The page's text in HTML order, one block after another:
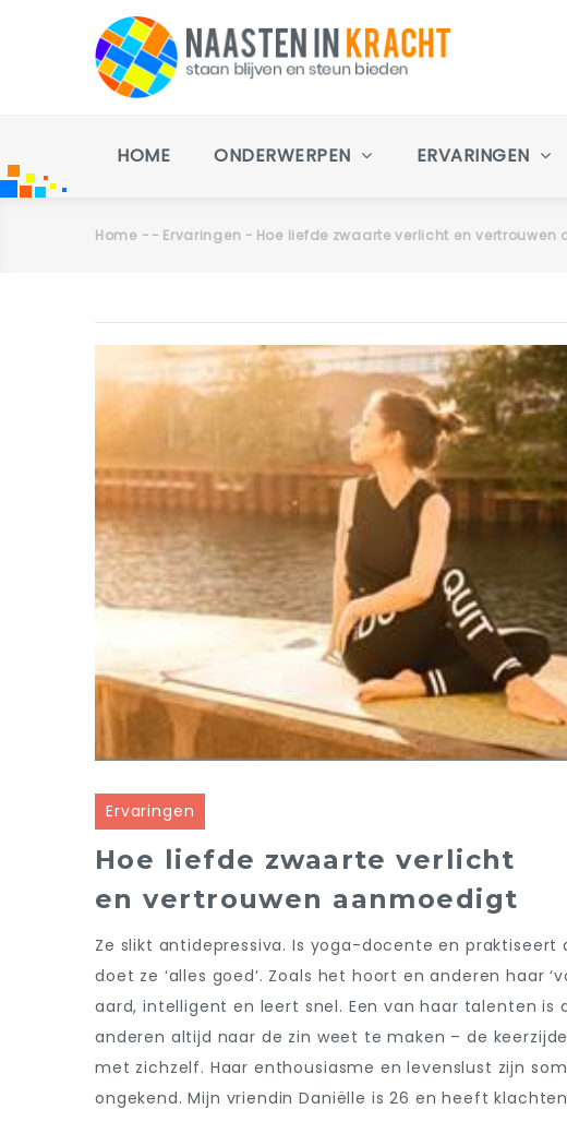
navigation
HOME ONDERWERPEN ERVARINGEN
Kruimelpad
Home - - Ervaringen - Hoe liefde zwaarte verlicht en vertrouwen
Primaire
tabs
Ervaringen
Hoe liefde zwaarte verlicht
en vertrouwen aanmoedigt
Ze slikt antidepressiva. Is yoga-docente en
doet ze ‘alles goed’. Zoals het hoort en anderen haar
aard, intelligent en leert snel. Een van haar talenten is
anderen altijd naar de zin weet te maken – de
met zichzelf. Haar enthousiasme en levenslust zijn
ongekend. Mijn vriendin Daniëlle is 26 en heeft